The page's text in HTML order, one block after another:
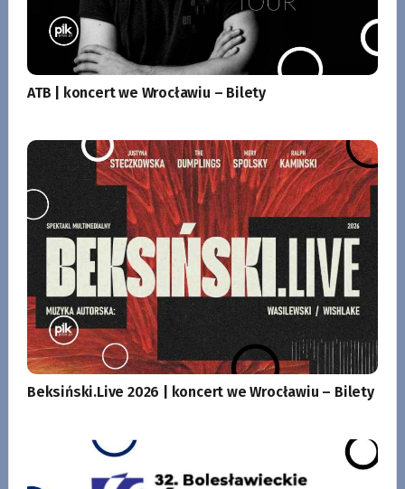
ATB | koncert we Wrocławiu – Bilety
Beksiński.Live 2026 | koncert we Wrocławiu – Bilety